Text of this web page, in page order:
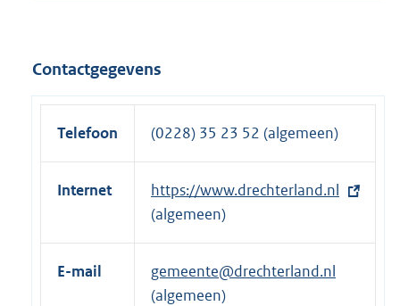
Contactgegevens
Telefoon (0228) 35 23 52 (algemeen)
Internet
E
x
t
r
https://www.drechterland.nl
(algemeen)
E-mail
gemeente@drechterland.nl
(algemeen)